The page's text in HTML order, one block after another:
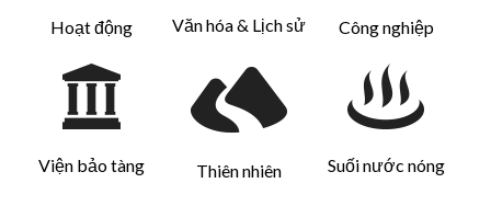
Hoạt động Văn hóa & Lịch sử Công nghiệp
Viện bảo tàng Thiên nhiên Suối nước nóng